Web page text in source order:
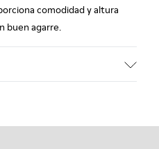
comodidad y altura
buen agarre.
con materiales de primera